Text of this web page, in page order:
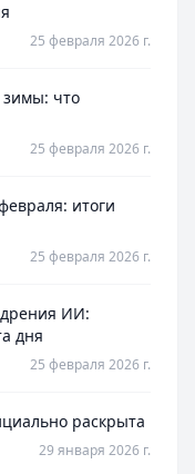
25 февраля 2026 г.
зимы: что
25 февраля 2026 г.
итоги
25 февраля 2026 г.
ИИ:
дня
25 февраля 2026 г.
раскрыта
29 января 2026 г.